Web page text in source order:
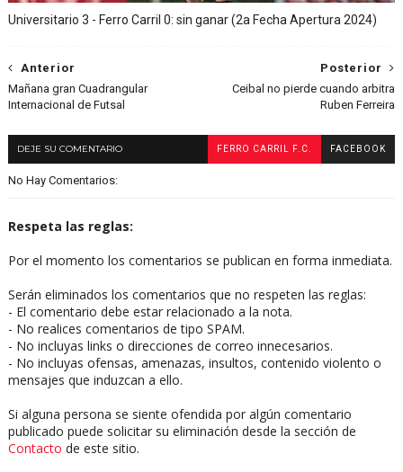
Universitario 3 - Ferro Carril 0: sin ganar (2a Fecha Apertura 2024)
Posterior
Ceibal no pierde cuando arbitra
Ruben Ferreira
Anterior
Mañana gran Cuadrangular
Internacional de Futsal
DEJE SU COMENTARIO FERRO CARRIL F.C. FACEBOOK
No Hay Comentarios:
Respeta las reglas:
Por el momento los comentarios se publican en forma inmediata.
Serán eliminados los comentarios que no respeten las reglas:
- El comentario debe estar relacionado a la nota.
- No realices comentarios de tipo SPAM.
- No incluyas links o direcciones de correo innecesarios.
- No incluyas ofensas, amenazas, insultos, contenido violento o
mensajes que induzcan a ello.
Si alguna persona se siente ofendida por algún comentario
publicado puede solicitar su eliminación desde la sección de
Contacto de este sitio.